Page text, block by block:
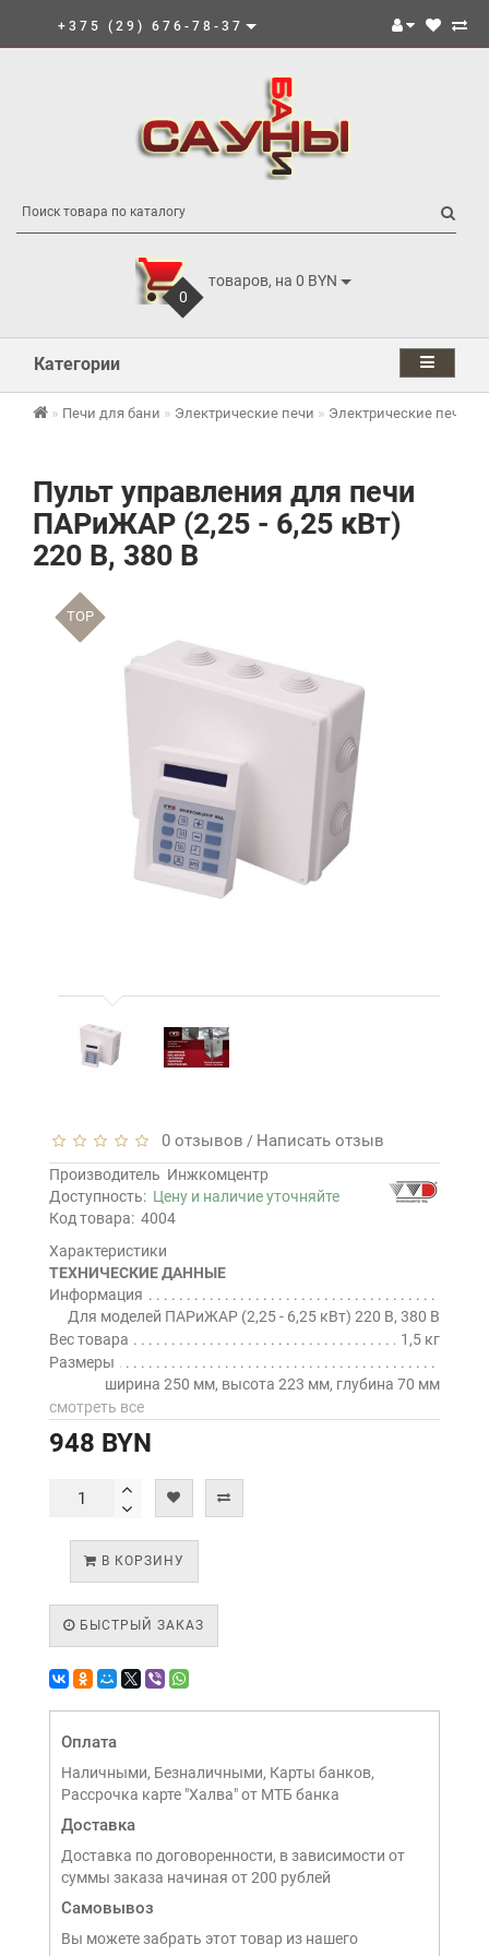
+375 (29) 676-78-37
0
товаров, на 0 BYN
Категории
Печи для бани Электрические печи Электрические печи
Пульт управления для печи
ПАРиЖАР (2,25 - 6,25 кВт)
220 В, 380 В
TOP
0 отзывов / Написать отзыв
Производитель Инжкомцентр
Доступность: Цену и наличие уточняйте
Код товара: 4004
Характеристики
ТЕХНИЧЕСКИЕ ДАННЫЕ
Информация
Для моделей ПАРиЖАР (2,25 - 6,25 кВт) 220 В, 380 В
Вес товара
1,5 кг
Размеры
ширина 250 мм, высота 223 мм, глубина 70 мм
смотреть все
948 BYN
В КОРЗИНУ
БЫСТРЫЙ ЗАКАЗ
Оплата
Наличными, Безналичными, Карты банков,
Рассрочка карте "Халва" от МТБ банка
Доставка
Доставка по договоренности, в зависимости от
суммы заказа начиная от 200 рублей
Самовывоз
Вы можете забрать этот товар из нашего